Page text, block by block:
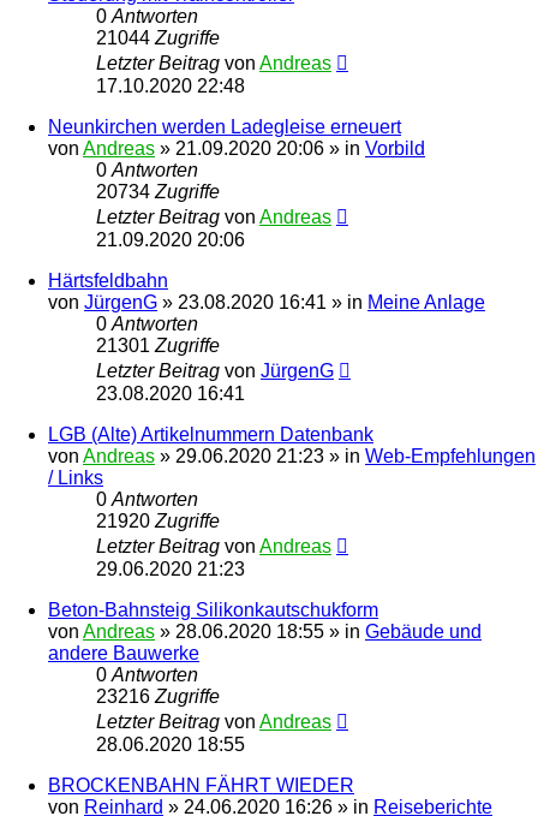
0 Antworten
21044 Zugriffe
Letzter Beitrag von Andreas
17.10.2020 22:48
Neunkirchen werden Ladegleise erneuert
von Andreas » 21.09.2020 20:06 » in Vorbild
0 Antworten
20734 Zugriffe
Letzter Beitrag von Andreas
21.09.2020 20:06
Härtsfeldbahn
von JürgenG » 23.08.2020 16:41 » in Meine Anlage
0 Antworten
21301 Zugriffe
Letzter Beitrag von JürgenG
23.08.2020 16:41
LGB (Alte) Artikelnummern Datenbank
von Andreas » 29.06.2020 21:23 » in Web-Empfehlungen
/ Links
0 Antworten
21920 Zugriffe
Letzter Beitrag von Andreas
29.06.2020 21:23
Beton-Bahnsteig Silikonkautschukform
von Andreas » 28.06.2020 18:55 » in Gebäude und
andere Bauwerke
0 Antworten
23216 Zugriffe
Letzter Beitrag von Andreas
28.06.2020 18:55
BROCKENBAHN FÄHRT WIEDER
von Reinhard » 24.06.2020 16:26 » in Reiseberichte